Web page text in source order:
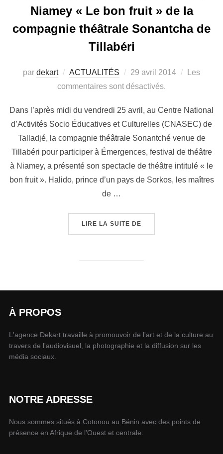
Niamey « Le bon fruit » de la
compagnie théâtrale Sonantcha de
Tillabéri
par dekart ACTUALITÉS 29 avril 2014
Les
commentaires sont désactivés.
Dans l’après midi du vendredi 25 avril, au Centre National
d’Activités Socio Éducatives et Culturelles (CNASEC) de
Talladjé, la compagnie théâtrale Sonantché venue de
Tillabéri pour participer à Émergences, festival de théâtre
à Niamey, a présenté son spectacle de théâtre intitulé « le
bon fruit ». Halido, prince d’un pays de Sorkos, les maîtres
de …
LIRE LA SUITE DE
À PROPOS
L'agence Dekart travaille à promouvoir de l'art et de la culture au
travers de l'audiovisuel, la photographie et la diffusion sur les
média sociaux.
NOTRE ADRESSE
Nous sommes situés à Cotonou au Bénin avec des points de
présence en Afrique de l'Ouest et centrale.